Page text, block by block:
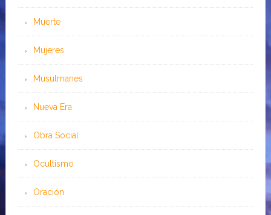
Muerte
Mujeres
Musulmanes
Nueva Era
Obra Social
Ocultismo
Oración